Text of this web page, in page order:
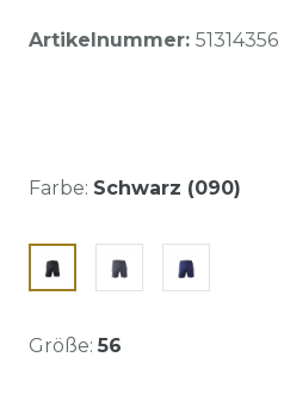
Artikelnummer: 51314356
Farbe: Schwarz (090)
Größe: 56